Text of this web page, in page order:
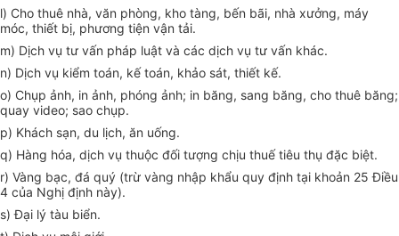
l) Cho thuê nhà, văn phòng, kho tàng, bến bãi, nhà xưởng, máy
móc, thiết bị, phương tiện vận tải.
m) Dịch vụ tư vấn pháp luật và các dịch vụ tư vấn khác.
n) Dịch vụ kiểm toán, kế toán, khảo sát, thiết kế.
o) Chụp ảnh, in ảnh, phóng ảnh; in băng, sang băng, cho thuê băng;
quay video; sao chụp.
p) Khách sạn, du lịch, ăn uống.
q) Hàng hóa, dịch vụ thuộc đối tượng chịu thuế tiêu thụ đặc biệt.
r) Vàng bạc, đá quý (trừ vàng nhập khẩu quy định tại khoản 25 Điều
4 của Nghị định này).
s) Đại lý tàu biển.